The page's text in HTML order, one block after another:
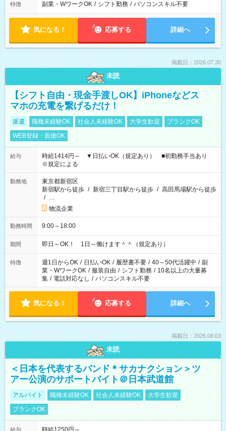
特徴 副業・WワークOK / シフト勤務 / パソコンスキル不要
気になる！ 応募する 詳細へ
掲載日：2026.07.30
未読
【シフト自由・現金手渡しOK】iPhoneなどス
マホの充電を繋げるだけ！
派遣 職種未経験OK 社会人未経験OK 大学生歓迎
ブランクOK
WEB登録・面接OK
給与
時給1414円～ ▼日払いOK（規定あり） ■初勤務手当あり
※規定による
勤務地
東京都新宿区
新宿駅から徒歩 / 新宿三丁目駅から徒歩 / 高田馬場駅から徒歩
/ …
物流企業
勤務時間 9:00～18:00
期間 即日～OK！ 1日～働けます＾＾（規定あり）
特徴 週1日からOK / 日払いOK / 履歴書不要 / 40～50代活躍中 / 副
業・WワークOK / 服装自由 / シフト勤務 / 10名以上の大量募
集 / 電話対応なし / パソコンスキル不要
気になる！ 応募する 詳細へ
掲載日：2026.08.03
未読
＜日本を代表するバンド＊サカナクション＞ツ
アー公演のサポートバイト＠日本武道館
アルバイト 職種未経験OK 社会人未経験OK
大学生歓迎
ブランクOK
給与 時給1250円～